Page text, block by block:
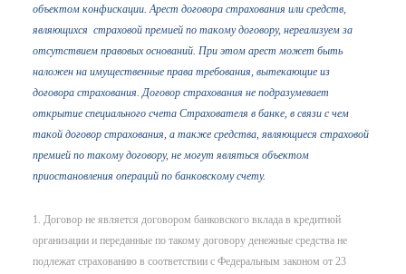
объектом конфискации. Арест договора страхования или средств,
являющихся страховой премией по такому договору, нереализуем за
отсутствием правовых оснований. При этом арест может быть
наложен на имущественные права требования, вытекающие из
договора страхования. Договор страхования не подразумевает
открытие специального счета Страхователя в банке, в связи с чем
такой договор страхования, а также средства, являющиеся страховой
премией по такому договору, не могут являться объектом
приостановления операций по банковскому счету.
1. Договор не является договором банковского вклада в кредитной
организации и переданные по такому договору денежные средства не
подлежат страхованию в соответствии с Федеральным законом от 23